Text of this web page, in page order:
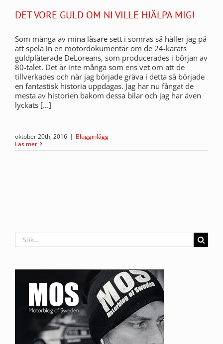
DET VORE GULD OM NI VILLE HJÄLPA MIG!
Som många av mina läsare sett i somras så håller jag på
att spela in en motordokumentär om de 24-karats
guldpläterade DeLoreans, som producerades i början av
80-talet. Det är inte många som ens vet om att de
tillverkades och när jag började gräva i detta så började
en fantastisk historia uppdagas. Jag har nu fångat de
mesta av historien bakom dessa bilar och jag har även
lyckats [...]
oktober 20th, 2016 | Blogginlägg
Läs mer
Sök
efter: